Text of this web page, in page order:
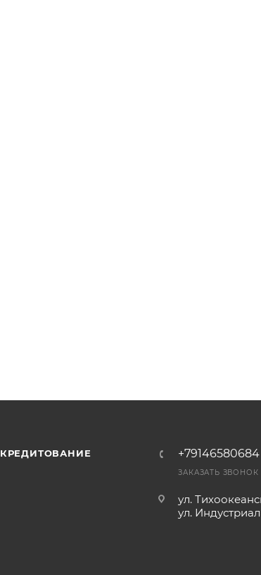
КРЕДИТОВАНИЕ +79146580684
ЗАКАЗАТЬ ЗВОНОК
ул.
ул.